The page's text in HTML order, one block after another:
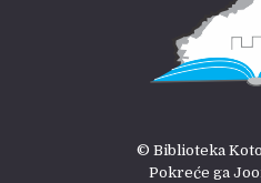
© Biblioteka
Pokreće ga